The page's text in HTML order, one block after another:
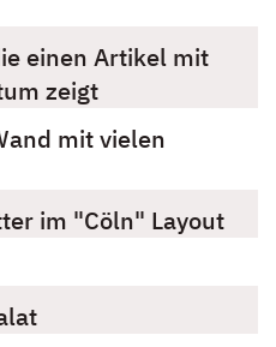
einen Artikel mit
zeigt
mit vielen
im "Cöln" Layout